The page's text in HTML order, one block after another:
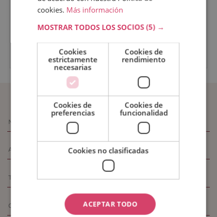
hacia la adquisición de formación teórica
conduce a la obtención de un título oficial.
SOLICITAR INFORMACIÓN
cookies. Más información
MOSTRAR TODOS LOS SOCIOS(5) →
Cookies
estrictamente
necesarias
Cookies de
rendimiento
Cookies de
preferencias
Cookies de
funcionalidad
Cookies no clasificadas
ACEPTAR TODO